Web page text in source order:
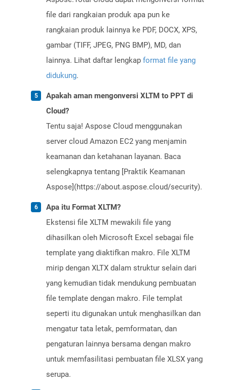
file dari rangkaian produk apa pun ke
rangkaian produk lainnya ke PDF, DOCX, XPS,
gambar (TIFF, JPEG, PNG BMP), MD, dan
lainnya. Lihat daftar lengkap format file yang
didukung.
Apakah aman mengonversi XLTM to PPT di
Cloud?
Tentu saja! Aspose Cloud menggunakan
server cloud Amazon EC2 yang menjamin
keamanan dan ketahanan layanan. Baca
selengkapnya tentang [Praktik Keamanan
Aspose](https://about.aspose.cloud/security).
Apa itu Format XLTM?
Ekstensi file XLTM mewakili file yang
dihasilkan oleh Microsoft Excel sebagai file
template yang diaktifkan makro. File XLTM
mirip dengan XLTX dalam struktur selain dari
yang kemudian tidak mendukung pembuatan
file template dengan makro. File templat
seperti itu digunakan untuk menghasilkan dan
mengatur tata letak, pemformatan, dan
pengaturan lainnya bersama dengan makro
untuk memfasilitasi pembuatan file XLSX yang
serupa.